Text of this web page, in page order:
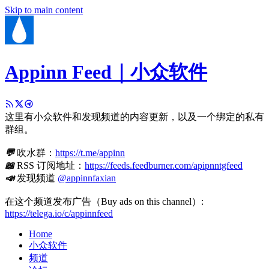
Skip to main content
Appinn Feed｜小众软件
这里有小众软件和发现频道的内容更新，以及一个绑定的私有
群组。
💬吹水群： https://t.me/appinn
📖RSS 订阅地址： https://feeds.feedburner.com/apipnntgfeed
📣发现频道 @appinnfaxian
在这个频道发布广告（Buy ads on this channel）:
https://telega.io/c/appinnfeed
Home
小众软件
频道